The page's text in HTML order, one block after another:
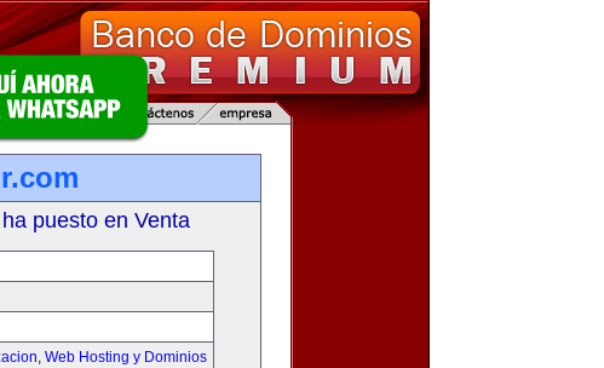
puesto en Venta
, Web Hosting y Dominios